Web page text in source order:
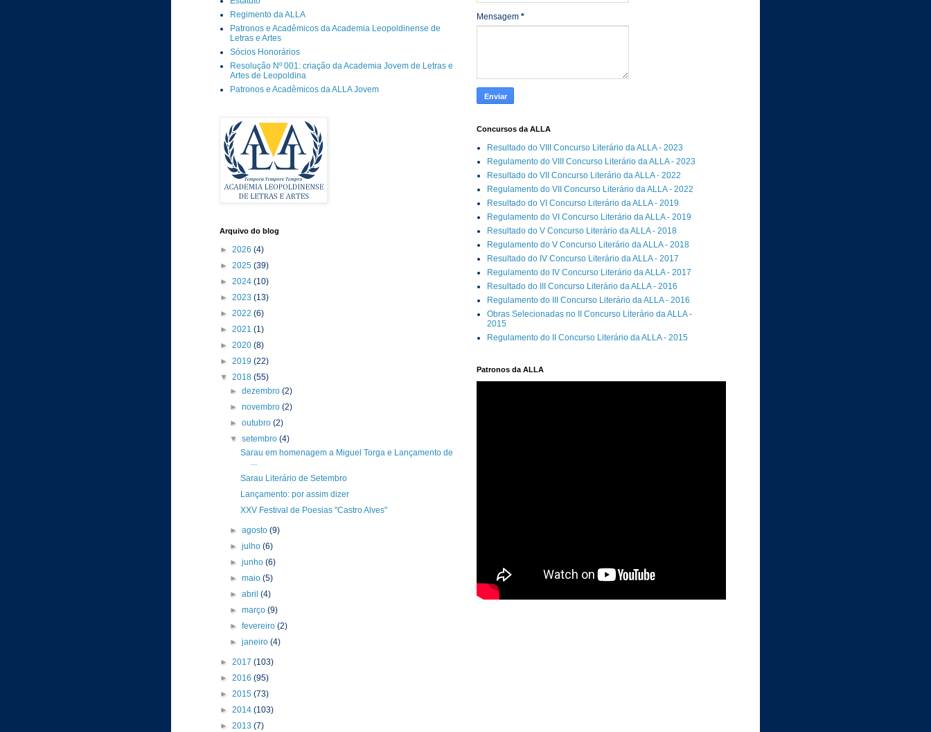
Regimento da ALLA
Patronos e Acadêmicos da Academia Leopoldinense de
Letras e Artes
Sócios Honorários
Resolução Nº 001: criação da Academia Jovem de Letras e
Artes de Leopoldina
Patronos e Acadêmicos da ALLA Jovem
Arquivo do blog
► 2026 (4)
► 2025 (39)
► 2024 (10)
► 2023 (13)
► 2022 (6)
► 2021 (1)
► 2020 (8)
► 2019 (22)
▼ 2018 (55)
►dezembro(2)
►novembro(2)
►outubro(2)
▼setembro(4)
Sarau em homenagem a Miguel Torga e Lançamento de
...
Sarau Literário de Setembro
Lançamento: por assim dizer
XXV Festival de Poesias "Castro Alves"
►agosto(9)
►julho(6)
►junho(6)
►maio(5)
►abril(4)
►março(9)
►fevereiro(2)
►janeiro(4)
► 2017 (103)
► 2016 (95)
► 2015 (73)
► 2014 (103)
► 2013 (7)
Mensagem *
Concursos da ALLA
Resultado do VIII Concurso Literário da ALLA - 2023
Regulamento do VIII Concurso Literário da ALLA - 2023
Resultado do VII Concurso Literário da ALLA - 2022
Regulamento do VII Concurso Literário da ALLA - 2022
Resultado do VI Concurso Literário da ALLA - 2019
Regulamento do VI Concurso Literário da ALLA - 2019
Resultado do V Concurso Literário da ALLA - 2018
Regulamento do V Concurso Literário da ALLA - 2018
Resultado do IV Concurso Literário da ALLA - 2017
Regulamento do IV Concurso Literário da ALLA - 2017
Resultado do III Concurso Literário da ALLA - 2016
Regulamento do III Concurso Literário da ALLA - 2016
Obras Selecionadas no II Concurso Literário da ALLA -
2015
Regulamento do II Concurso Literário da ALLA - 2015
Patronos da ALLA